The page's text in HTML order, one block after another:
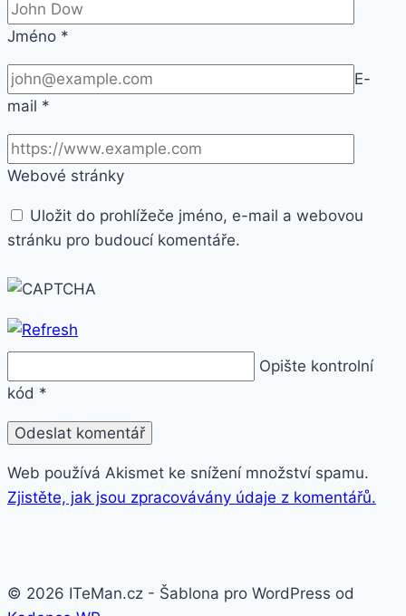
Jméno *
E-
mail *
Webové stránky
Uložit do prohlížeče jméno, e-mail a webovou
stránku pro budoucí komentáře.
Opište kontrolní
kód *
Web používá Akismet ke snížení množství spamu.
Zjistěte, jak jsou zpracovávány údaje z komentářů.
© 2026 ITeMan.cz - Šablona pro WordPress od